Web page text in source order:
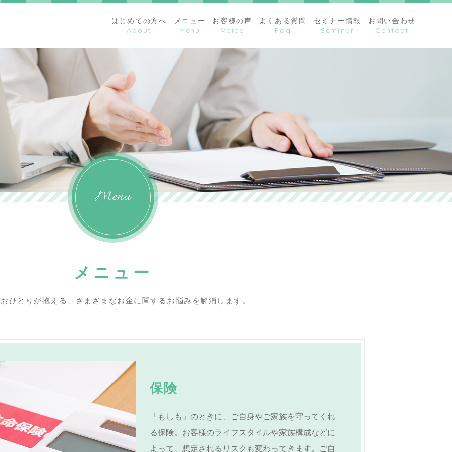
はじめての方へ メニュー お客様の声 よくある質問 セミナー情報 お問い合わせ
Menu
メニュー
ひとりが抱える、さまざまなお金に関するお悩みを解消します。
保険
「もしも」のときに、ご自身やご家族を守ってくれ
る保険。お客様のライフスタイルや家族構成などに
よって、想定されるリスクも変わってきます。ご自